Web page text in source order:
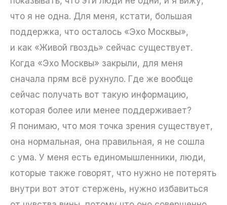
что я не одна. Для меня, кстати, большая
поддержка, что осталось «Эхо Москвы»,
и как «Живой гвоздь» сейчас существует.
Когда «Эхо Москвы» закрыли, для меня
сначала прям всё рухнуло. Где же вообще
сейчас получать вот такую информацию,
которая более или менее поддерживает?
Я понимаю, что моя точка зрения существует,
она нормальная, она правильная, я не сошла
с ума. У меня есть единомышленники, люди,
которые также говорят, что нужно не потерять
внутри вот этот стержень, нужно избавиться